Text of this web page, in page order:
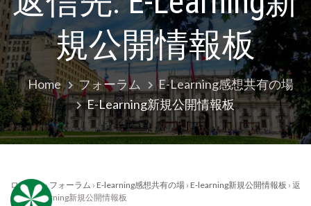
規公開情報板
Home フォーラム
E-Learning感想共有の場
E-Learning新規公開情報板
ログイン› フォーラム › E-learning感想共有の場 › E-learning新規公開情報板 › 返
信先: E-learning新規公開情報板